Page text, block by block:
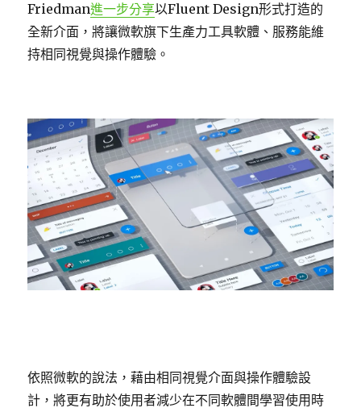
Friedman進一步分享以Fluent Design形式打造的
全新介面，將讓微軟旗下生產力工具軟體、服務能維
持相同視覺與操作體驗。
依照微軟的說法，藉由相同視覺介面與操作體驗設
計，將更有助於使用者減少在不同軟體間學習使用時